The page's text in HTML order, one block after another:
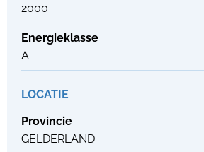
2000
Energieklasse
A
LOCATIE
Provincie
GELDERLAND